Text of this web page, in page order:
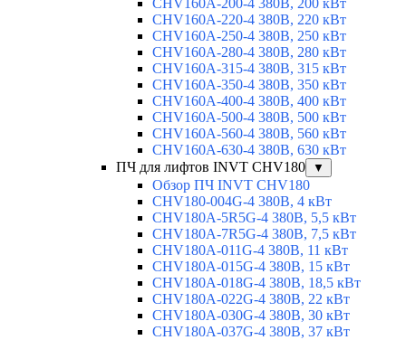
CHV160A-200-4 380В, 200 кВт
CHV160A-220-4 380В, 220 кВт
CHV160A-250-4 380В, 250 кВт
CHV160A-280-4 380В, 280 кВт
CHV160A-315-4 380В, 315 кВт
CHV160A-350-4 380В, 350 кВт
CHV160A-400-4 380В, 400 кВт
CHV160A-500-4 380В, 500 кВт
CHV160A-560-4 380В, 560 кВт
CHV160A-630-4 380В, 630 кВт
ПЧ для лифтов INVT CHV180
▼
Обзор ПЧ INVT CHV180
CHV180-004G-4 380В, 4 кВт
CHV180A-5R5G-4 380В, 5,5 кВт
CHV180A-7R5G-4 380В, 7,5 кВт
CHV180A-011G-4 380В, 11 кВт
CHV180A-015G-4 380В, 15 кВт
CHV180A-018G-4 380В, 18,5 кВт
CHV180A-022G-4 380В, 22 кВт
CHV180A-030G-4 380В, 30 кВт
CHV180A-037G-4 380В, 37 кВт